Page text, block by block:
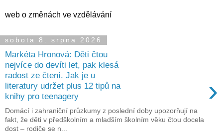
web o změnách ve vzdělávání
sobota 8. srpna 2026
Markéta Hronová: Děti čtou
nejvíce do devíti let, pak klesá
radost ze čtení. Jak je u
literatury udržet plus 12 tipů na
knihy pro teenagery
›
Domácí i zahraniční průzkumy z poslední doby upozorňují na
fakt, že děti v předškolním a mladším školním věku čtou docela
dost – rodiče se n...